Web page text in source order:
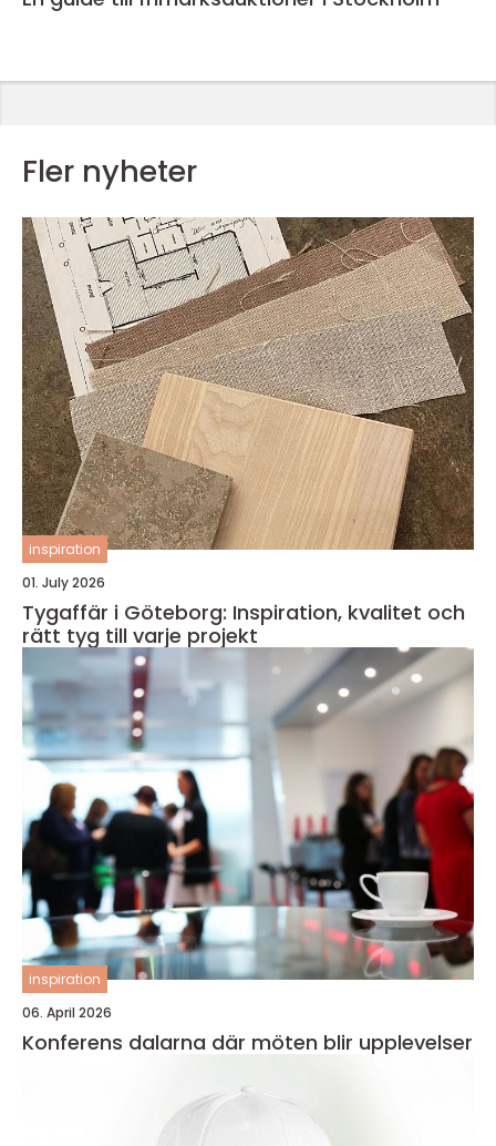
Fler nyheter
inspiration
01. July 2026
Tygaffär i Göteborg: Inspiration, kvalitet och
rätt tyg till varje projekt
inspiration
06. April 2026
Konferens dalarna där möten blir upplevelser